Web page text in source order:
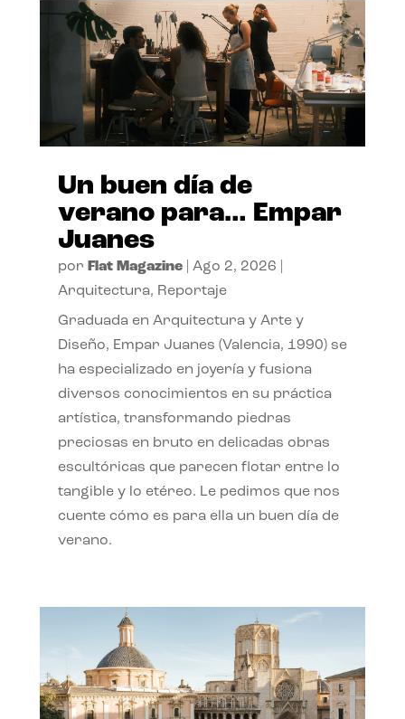
Un buen día de
verano para… Empar
Juanes
por Flat Magazine| Ago 2, 2026
Arquitectura, Reportaje
Graduada en Arquitectura y Arte y
Diseño, Empar Juanes (Valencia, 1990) se
ha especializado en joyería y fusiona
diversos conocimientos en su práctica
artística, transformando piedras
preciosas en bruto en delicadas obras
escultóricas que parecen flotar entre lo
tangible y lo etéreo. Le pedimos que nos
cuente cómo es para ella un buen día de
verano.